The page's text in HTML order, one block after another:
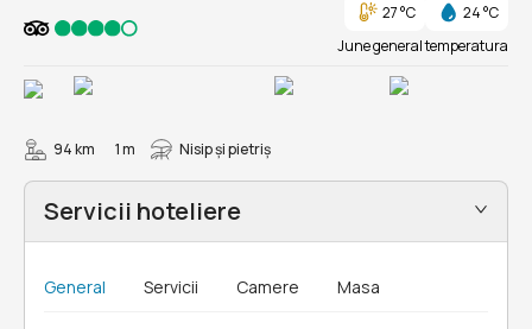
27 °C
24 °C
June general temperatura
94 km 1 m Nisip și pietriş
Servicii hoteliere
General Servicii Camere Masa